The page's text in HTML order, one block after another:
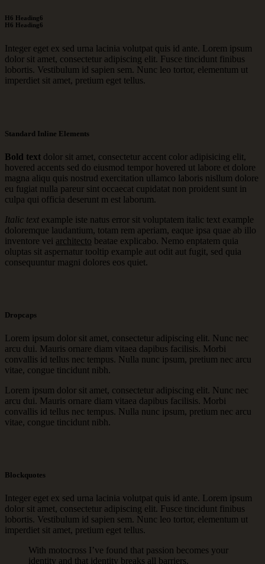
H6 Heading6
H6 Heading6
Integer eget ex sed urna lacinia volutpat quis id ante. Lorem ipsum
dolor sit amet, consectetur adipiscing elit. Fusce tincidunt finibus
lobortis. Vestibulum id sapien sem. Nunc leo tortor, elementum ut
imperdiet sit amet, pretium eget tellus.
Standard Inline Elements
Bold text dolor sit amet, consectetur accent color adipisicing elit,
hovered accents sed do eiusmod tempor hovered ut labore et dolore
magna aliqu quis nostrud exercitation ullamco laboris nisllum dolore
eu fugiat nulla pareur sint occaecat cupidatat non proident sunt in
culpa qui officia deserunt m est laborum.
Italic text example iste natus error sit voluptatem italic text example
doloremque laudantium, totam rem aperiam, eaque ipsa quae ab illo
inventore vei architecto beatae explicabo. Nemo enptatem quia
oluptas sit aspernatur tooltip example aut odit aut fugit, sed quia
consequuntur magni dolores eos quiet.
Dropcaps
Lorem ipsum dolor sit amet, consectetur adipiscing elit. Nunc nec
arcu dui. Mauris ornare diam vitaea dapibus facilisis. Morbi
convallis id tellus nec tempus. Nulla nunc ipsum, pretium nec arcu
vitae, congue tincidunt nibh.
Lorem ipsum dolor sit amet, consectetur adipiscing elit. Nunc nec
arcu dui. Mauris ornare diam vitaea dapibus facilisis. Morbi
convallis id tellus nec tempus. Nulla nunc ipsum, pretium nec arcu
vitae, congue tincidunt nibh.
Blockquotes
Integer eget ex sed urna lacinia volutpat quis id ante. Lorem ipsum
dolor sit amet, consectetur adipiscing elit. Fusce tincidunt finibus
lobortis. Vestibulum id sapien sem. Nunc leo tortor, elementum ut
imperdiet sit amet, pretium eget tellus.
With motocross I’ve found that passion becomes your
identity and that identity breaks all barriers.